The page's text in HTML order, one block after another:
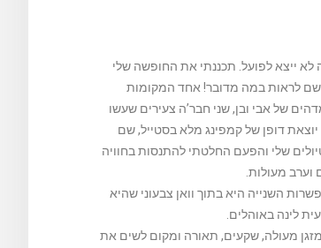
לא ייצא לפועל. תכננתי את החופשה שלי
לשם לראות במה מדובר! אחד המקומות
של אבי ובן, שני חבר’ה צעירים שעשו
דופן של קמפינג מלא בסטייל, שם
שלי והפעם החלטתי להתנסות בחוויה
מעולות.
השנייה היא בתוך וואן צבעוני שהיא
לינה באוהלים.
מזגן מעולה, שקעים, תאורה ומקום לשים את